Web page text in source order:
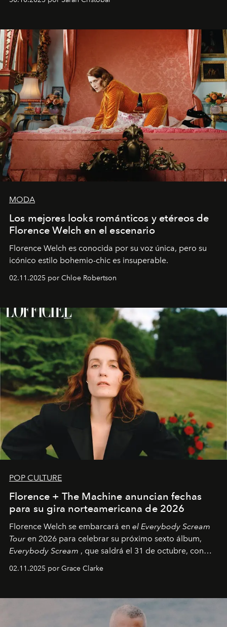
MODA
Los mejores looks románticos y etéreos de
Florence Welch en el escenario
Florence Welch es conocida por su voz única, pero su
icónico estilo bohemio-chic es insuperable.
02.11.2025 por Chloe Robertson
POP CULTURE
Florence + The Machine anuncian fechas
para su gira norteamericana de 2026
Florence Welch se embarcará en el Everybody Scream
Tour en 2026 para celebrar su próximo sexto álbum,
Everybody Scream , que saldrá el 31 de octubre, con
fechas en Norteamérica a partir de abril del próximo
02.11.2025 por Grace Clarke